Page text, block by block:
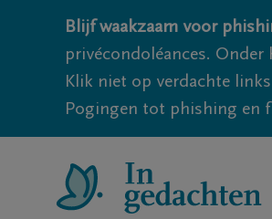
Blijf waakzaam voor
privécondoléances.
Klik niet op verdachte
Pogingen tot phishing en